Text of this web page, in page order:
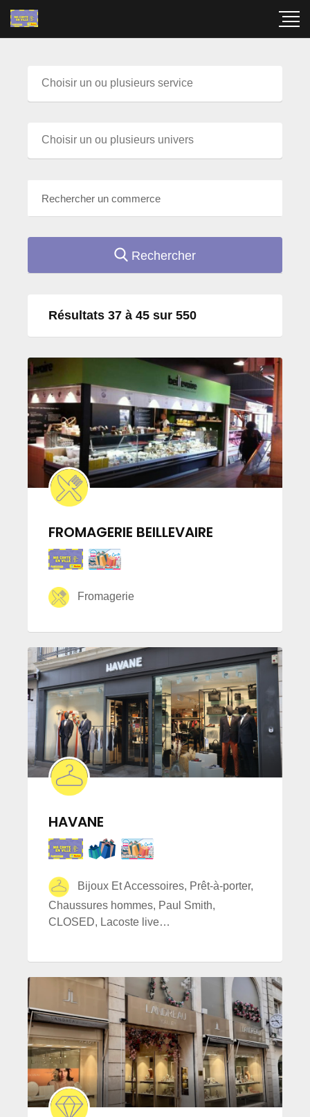
Rechercher
Résultats 37 à 45 sur 550
FROMAGERIE BEILLEVAIRE
Fromagerie
HAVANE
Bijoux Et Accessoires, Prêt-à-porter,
Chaussures hommes, Paul Smith,
CLOSED, Lacoste live…